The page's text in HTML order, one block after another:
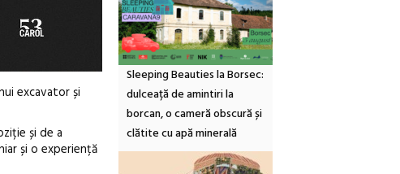
excavator și
și de a
și o experiență
Sleeping Beauties la Borsec:
dulceață de amintiri la
borcan, o cameră obscură și
clătite cu apă minerală